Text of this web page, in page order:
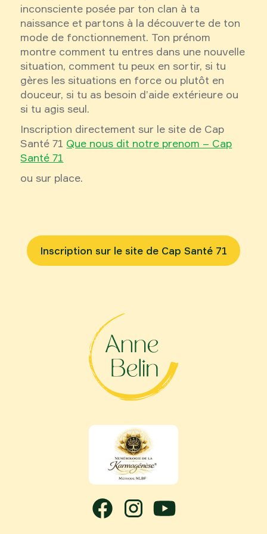
inconsciente posée par ton clan à ta
naissance et partons à la découverte de ton
mode de fonctionnement. Ton prénom
montre comment tu entres dans une nouvelle
situation, comment tu peux en sortir, si tu
gères les situations en force ou plutôt en
douceur, si tu as besoin d’aide extérieure ou
si tu agis seul.
Inscription directement sur le site de Cap
Santé 71 Que nous dit notre prenom – Cap
Santé 71
ou sur place.
Inscription sur le site de Cap Santé 71